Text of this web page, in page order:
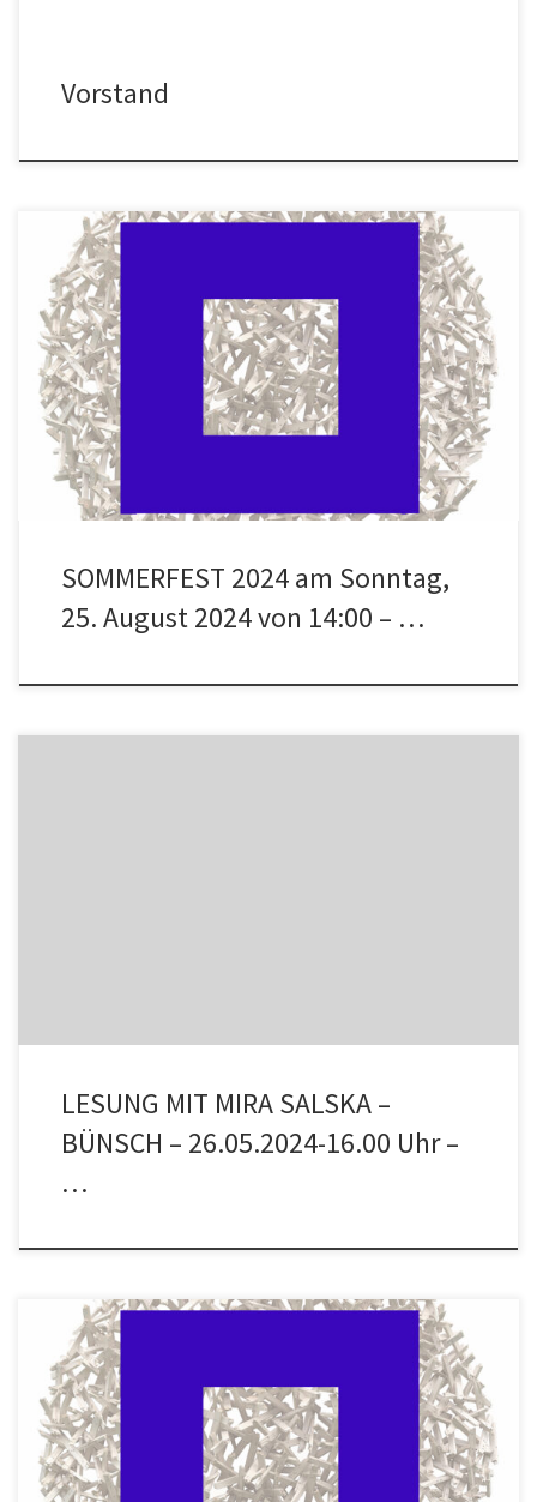
Vorstand
SOMMERFEST 2024 am Sonntag, 25. August 2024 von 14:00 – 18:00
Uhr im Atelier des Künstlers Jan de Weryha Der Freundeskreis
Sammlung de Weryha e.V. und die Deutsch-Polnische Gesellschaft
Hamburg e.V. laden im Rahmen des „Polnischen Kulturjahres 2024“
der Stadt Reinbek, anlässlich des 25. Jubiläums der
Städtepartnerschaft mit der polnischen […]
SOMMERFEST 2024 am Sonntag,
25. August 2024 von 14:00 – …
LESUNG MIT MIRA SALSKA –
BÜNSCH – 26.05.2024-16.00 Uhr –
…
Aus unserer Reihe: KLANGVOLLE POESIE MIT GEDICHTEN VON
WISŁAWA SZYMBORSKA Am Sonntag, 29.06.2025 um 16.00 Uhr
findet im Atelier Jan de Weryha, in Lohbrügge, Reinbeker Redder
81, eine Lesung mit Katarzyna Haase-Georg (polnisch) und Hartwig
Zillmer (deutsch) statt, die Gedichte von Wisława Szymborska